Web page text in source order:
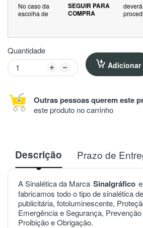
No caso da
escolha de
SEGUIR PARA
COMPRA
Quantidade
Adicionar
Outras pessoas querem este
este produto no carrinho
Descrição Prazo de
A Sinalética da Marca Sinalgráfico
fabricamos todo o tipo de sinalética
publicitária, fotoluminescente,
Emergência e Segurança,
Proibição e Obrigação.